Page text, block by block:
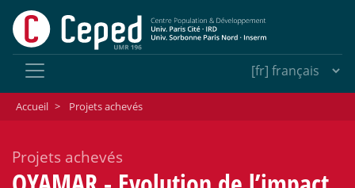
Accueil > Projets achevés
Projets achevés